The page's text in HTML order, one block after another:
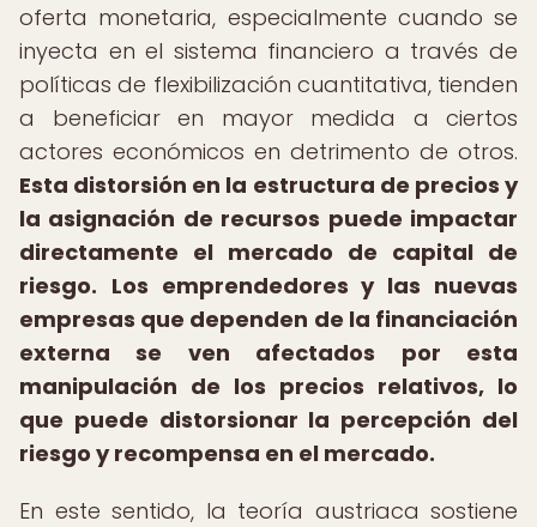
oferta monetaria, especialmente cuando se
inyecta en el sistema financiero a través de
políticas de flexibilización cuantitativa, tienden
a beneficiar en mayor medida a ciertos
actores económicos en detrimento de otros.
Esta distorsión en la estructura de precios y
la asignación de recursos puede impactar
directamente el mercado de capital de
riesgo. Los emprendedores y las nuevas
empresas que dependen de la financiación
externa se ven afectados por esta
manipulación de los precios relativos, lo
que puede distorsionar la percepción del
riesgo y recompensa en el mercado.
En este sentido, la teoría austriaca sostiene